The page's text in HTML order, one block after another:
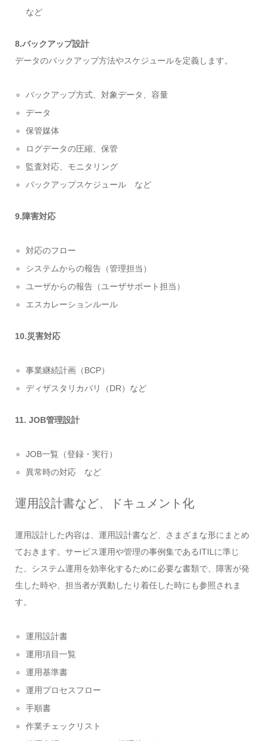
など
8.バックアップ設計
データのバックアップ方法やスケジュールを定義します。
バックアップ方式、対象データ、容量
データ
保管媒体
ログデータの圧縮、保管
監査対応、モニタリング
バックアップスケジュール など
9.障害対応
対応のフロー
システムからの報告（管理担当）
ユーザからの報告（ユーザサポート担当）
エスカレーションルール
10.災害対応
事業継続計画（BCP）
ディザスタリカバリ（DR）など
11. JOB管理設計
JOB一覧（登録・実行）
異常時の対応 など
運用設計書など、ドキュメント化
運用設計した内容は、運用設計書など、さまざまな形にまとめ
ておきます。サービス運用や管理の事例集であるITILに準じ
た、システム運用を効率化するために必要な書類で、障害が発
生した時や、担当者が異動したり着任した時にも参照されま
す。
運用設計書
運用項目一覧
運用基準書
運用プロセスフロー
手順書
作業チェックリスト